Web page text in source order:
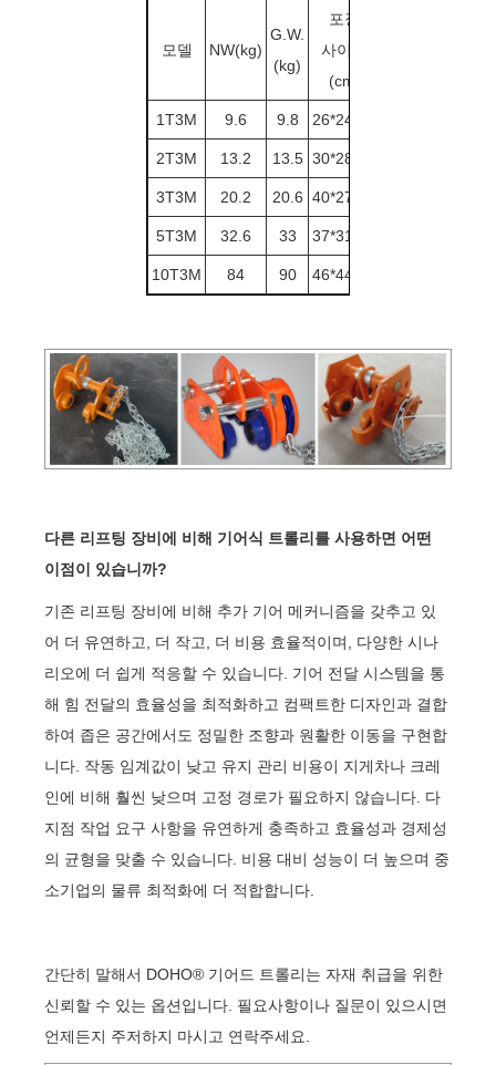
모델 NW(kg)
G.W.
(kg)
포장
사이즈
(cm)
1T3M 9.6 9.8 26*24*16
2T3M 13.2 13.5 30*28*20
3T3M 20.2 20.6 40*27*26
5T3M 32.6 33 37*31*28
10T3M 84 90 46*44*40
다른 리프팅 장비에 비해 기어식 트롤리를 사용하면 어떤
이점이 있습니까?
기존 리프팅 장비에 비해 추가 기어 메커니즘을 갖추고 있
어 더 유연하고, 더 작고, 더 비용 효율적이며, 다양한 시나
리오에 더 쉽게 적응할 수 있습니다. 기어 전달 시스템을 통
해 힘 전달의 효율성을 최적화하고 컴팩트한 디자인과 결합
하여 좁은 공간에서도 정밀한 조향과 원활한 이동을 구현합
니다. 작동 임계값이 낮고 유지 관리 비용이 지게차나 크레
인에 비해 훨씬 낮으며 고정 경로가 필요하지 않습니다. 다
지점 작업 요구 사항을 유연하게 충족하고 효율성과 경제성
의 균형을 맞출 수 있습니다. 비용 대비 성능이 더 높으며 중
소기업의 물류 최적화에 더 적합합니다.
간단히 말해서 DOHO® 기어드 트롤리는 자재 취급을 위한
신뢰할 수 있는 옵션입니다. 필요사항이나 질문이 있으시면
언제든지 주저하지 마시고 연락주세요.